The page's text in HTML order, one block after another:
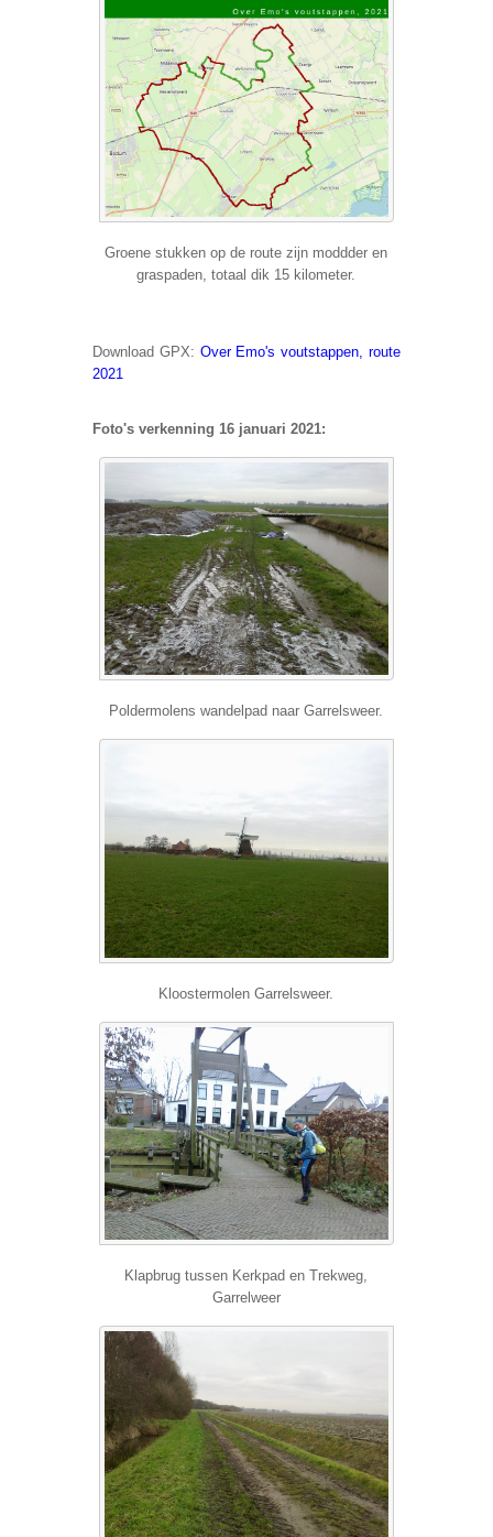
Groene stukken op de route zijn moddder en
graspaden, totaal dik 15 kilometer.
Download GPX: Over Emo's voutstappen, route
2021
Foto's verkenning 16 januari 2021:
Poldermolens wandelpad naar Garrelsweer.
Kloostermolen Garrelsweer.
Klapbrug tussen Kerkpad en Trekweg,
Garrelweer